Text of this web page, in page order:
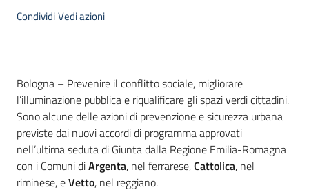
CondividiVedi azioni
Contenuto
Bologna – Prevenire il conflitto sociale, migliorare
l’illuminazione pubblica e riqualificare gli spazi verdi cittadini.
Sono alcune delle azioni di prevenzione e sicurezza urbana
previste dai nuovi accordi di programma approvati
nell’ultima seduta di Giunta dalla Regione Emilia-Romagna
con i Comuni diArgenta, nel ferrarese,Cattolica, nel
riminese, eVetto, nel reggiano.